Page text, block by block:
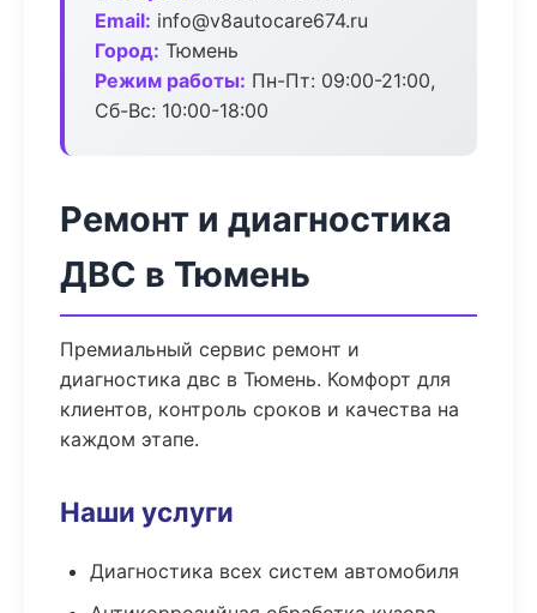
Email: info@v8autocare674.ru
Город: Тюмень
Режим работы: Пн-Пт: 09:00-21:00,
Сб-Вс: 10:00-18:00
Ремонт и диагностика
ДВС в Тюмень
Премиальный сервис ремонт и
диагностика двс в Тюмень. Комфорт для
клиентов, контроль сроков и качества на
каждом этапе.
Наши услуги
Диагностика всех систем автомобиля